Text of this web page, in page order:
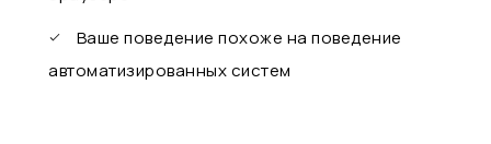
Ваше поведение похоже на поведение
автоматизированных систем